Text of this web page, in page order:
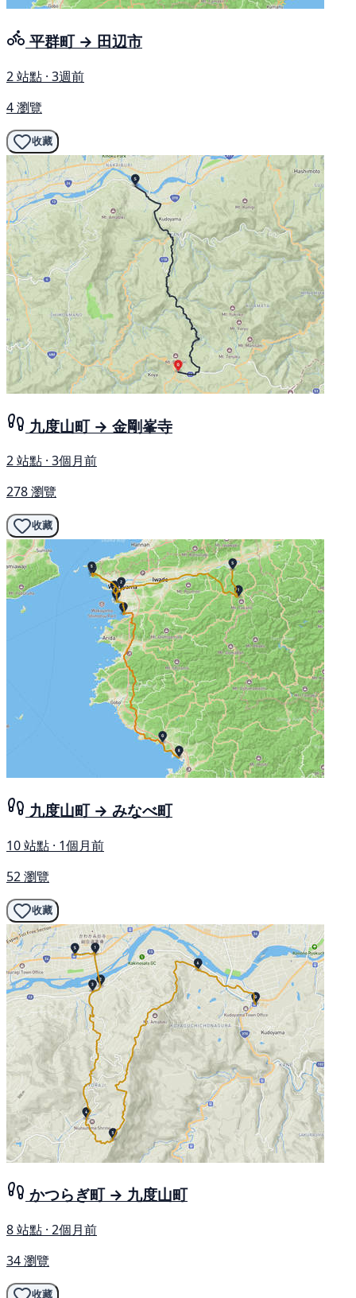
平群町 → 田辺市
2 站點 · 3週前
4 瀏覽
收藏
九度山町 → 金剛峯寺
2 站點 · 3個月前
278 瀏覽
收藏
九度山町 → みなべ町
10 站點 · 1個月前
52 瀏覽
收藏
かつらぎ町 → 九度山町
8 站點 · 2個月前
34 瀏覽
收藏